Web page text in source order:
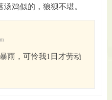
鸡似的，狼狈不堪。
雨，可怜我1日才劳动